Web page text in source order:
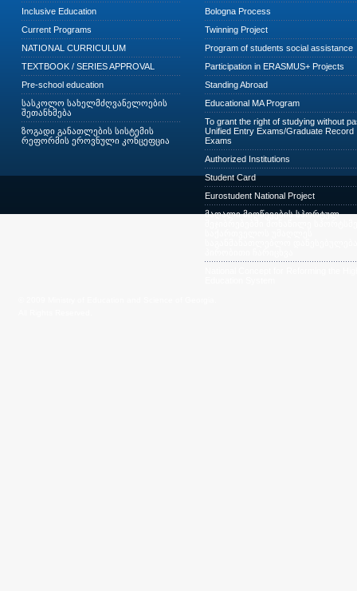
Inclusive Education
Current Programs
NATIONAL CURRICULUM
TEXTBOOK / SERIES APPROVAL
Pre-school education
სასკოლო სახელმძღვანელოების
შეთანხმება
ზოგადი განათლების სისტემის
რეფორმის ეროვნული კონცეფცია
Bologna Process
Twinning Project
Program of students social assistance
Participation in ERASMUS+ Projects
Standing Abroad
Educational MA Program
To grant the right of studying without
Unified Entry Exams/Graduate Record
Exams
Authorized Institutions
Student Card
Eurostudent National Project
მაღალი მიღწევების სპორტულ